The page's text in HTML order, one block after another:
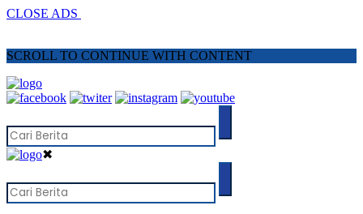
CLOSE ADS
SCROLL TO CONTINUE WITH CONTENT
✖